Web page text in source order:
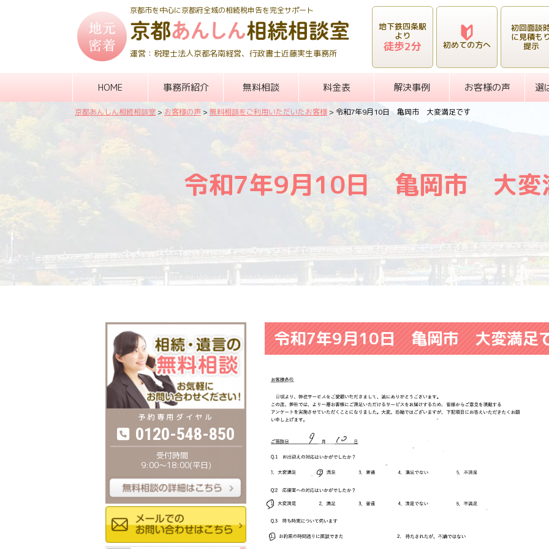
京都市を中心に京都府全域の相続税申告を完全サポート
運営：税理士法人京都名南経営、行政書士近藤実生事務所
地下鉄四条駅
より
徒歩2分 初めての方へ
初回面談
に見積も
提示
HOME 事務所紹介 無料相談 料金表 解決事例 お客様の声 選
京都あんしん相続相談室 > お客様の声 > 無料相談をご利用いただいたお客様 > 令和7年9月10日 亀岡市 大変満足です
令和7年9月10日 亀岡市 大変
令和7年9月10日 亀岡市 大変満足
0120-548-850
9:00〜18:00(平日)